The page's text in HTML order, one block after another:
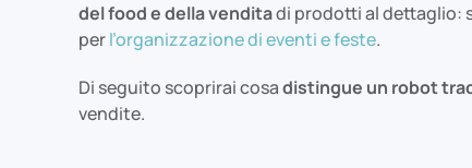
del food e della venditadi prodotti al dettaglio:
perl’organizzazione di eventi e feste.
Di seguito scoprirai cosadistingue un robot
vendite.